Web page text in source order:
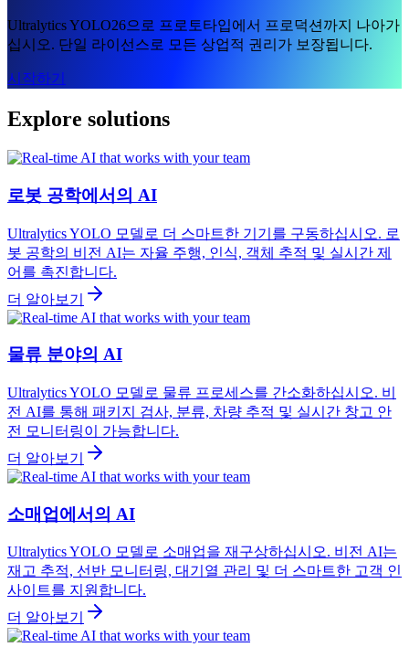
Ultralytics YOLO26으로 프로토타입에서 프로덕션까지 나아가
십시오. 단일 라이선스로 모든 상업적 권리가 보장됩니다.
시작하기
Explore solutions
로봇 공학에서의 AI
Ultralytics YOLO 모델로 더 스마트한 기기를 구동하십시오. 로
봇 공학의 비전 AI는 자율 주행, 인식, 객체 추적 및 실시간 제
어를 촉진합니다.
더 알아보기
물류 분야의 AI
Ultralytics YOLO 모델로 물류 프로세스를 간소화하십시오. 비
전 AI를 통해 패키지 검사, 분류, 차량 추적 및 실시간 창고 안
전 모니터링이 가능합니다.
더 알아보기
소매업에서의 AI
Ultralytics YOLO 모델로 소매업을 재구상하십시오. 비전 AI는
재고 추적, 선반 모니터링, 대기열 관리 및 더 스마트한 고객 인
사이트를 지원합니다.
더 알아보기